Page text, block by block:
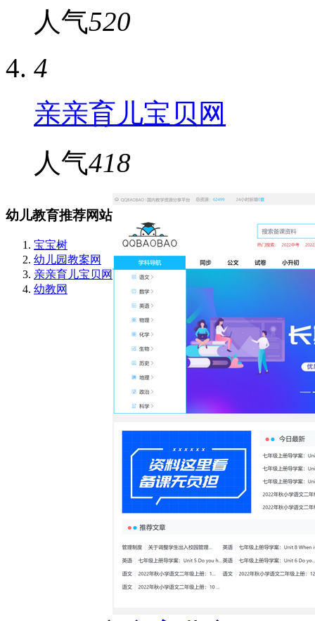
人气520
4
亲亲育儿宝贝网
人气418
幼儿教育推荐网站
宝宝树
幼儿园教案网
亲亲育儿宝贝网
幼教网